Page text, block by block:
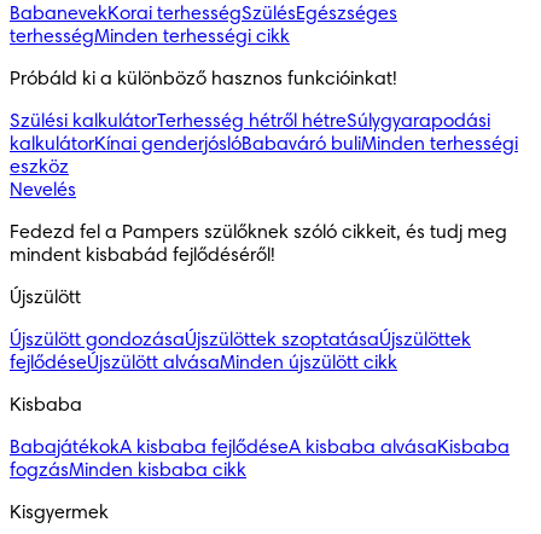
BabanevekKorai terhességSzülésEgészséges
terhességMinden terhességi cikk
Próbáld ki a különböző hasznos funkcióinkat!
Szülési kalkulátorTerhesség hétről hétreSúlygyarapodási
kalkulátorKínai genderjóslóBabaváró buliMinden terhességi
eszköz
Nevelés
Fedezd fel a Pampers szülőknek szóló cikkeit, és tudj meg
mindent kisbabád fejlődéséről!
Újszülött
Újszülött gondozásaÚjszülöttek szoptatásaÚjszülöttek
fejlődéseÚjszülött alvásaMinden újszülött cikk
Kisbaba
BabajátékokA kisbaba fejlődéseA kisbaba alvásaKisbaba
fogzásMinden kisbaba cikk
Kisgyermek